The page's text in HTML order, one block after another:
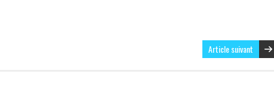
Article suivant